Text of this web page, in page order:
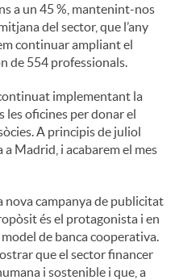
a un 45 %, mantenint-nos
del sector, que l’any
continuar ampliant el
de 554 professionals.
implementant la
les oficines per donar el
A principis de juliol
Madrid, i acabarem el mes
nova campanya de publicitat
és el protagonista i en
de banca cooperativa.
que el sector financer
i sostenible i que, a